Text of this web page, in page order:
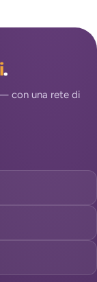
.
con una rete di